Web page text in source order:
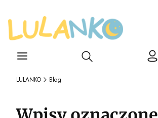
Otwórz wyszukiwarkę
LULANKO Blog